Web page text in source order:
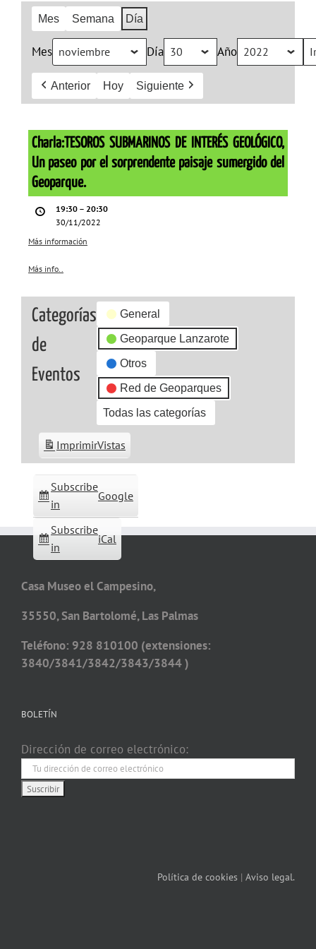
Mes Semana Día
Mes Día Año
Anterior Hoy Siguiente
SUBMARINOS
DE
INTERÉS
GEOLÓGICO,
paseo
el
sorprendente
paisaje
sumergido
del
Geoparque.
Charla:TESOROS SUBMARINOS DE INTERÉS GEOLÓGICO,
Un paseo por el sorprendente paisaje sumergido del
Geoparque.
19:30 – 20:30
30/11/2022
Más información
Más info..
Categorías
de
Eventos
General
Geoparque Lanzarote
Otros
Red de Geoparques
Todas las categorías
Subscribe
in
Google
Subscribe
in
iCal
ImprimirVistas
Casa Museo el Campesino,
35550, San Bartolomé, Las Palmas
Teléfono: 928 810100 (extensiones:
3840/3841/3842/3843/3844 )
BOLETÍN
Dirección de correo electrónico:
Política de cookies | Aviso legal.